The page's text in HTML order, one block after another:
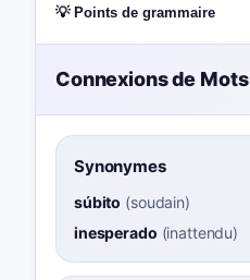
💡 Points de grammaire
Connexions de Mots
Synonymes
súbito (soudain)
inesperado (inattendu)